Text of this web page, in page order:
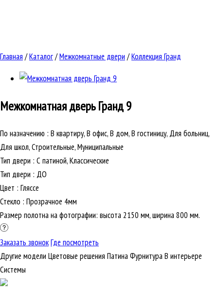
Главная /Каталог/Межкомнатные двери /Коллекция Гранд
Межкомнатная дверь Гранд 9
По назначению : В квартиру, В офис, В дом, В гостиницу, Для больниц,
Для школ, Строительные, Муниципальные
Тип двери : С патиной, Классические
Тип двери : ДО
Цвет : Гляссе
Стекло : Прозрачное 4мм
Размер полотна на фотографии: высота 2150 мм, ширина 800 мм.
Заказать звонокГде посмотреть
Другие модели Цветовые решения ПатинаФурнитураВ интерьере
Cистемы